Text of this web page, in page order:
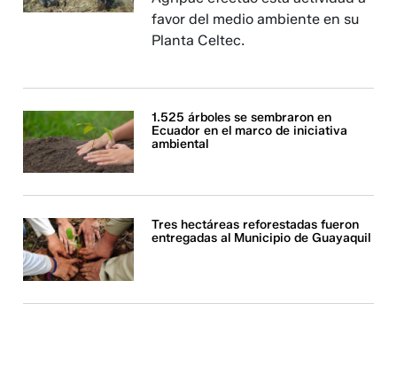
favor del medio ambiente en su
Planta Celtec.
1.525 árboles se sembraron en
Ecuador en el marco de iniciativa
ambiental
Tres hectáreas reforestadas fueron
entregadas al Municipio de Guayaquil